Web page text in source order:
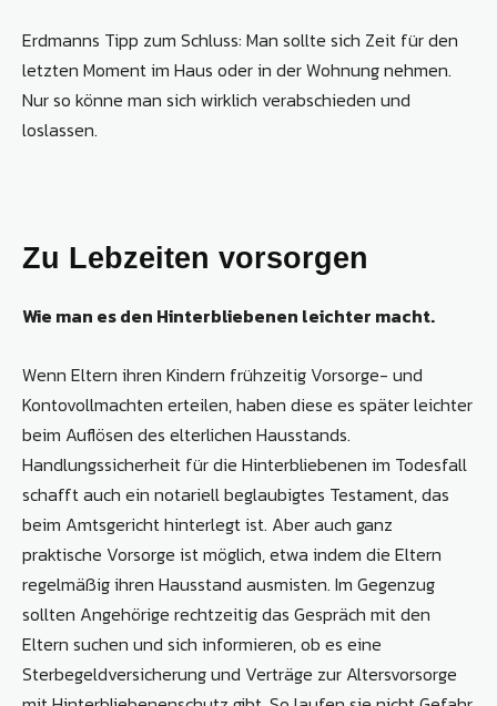
Erdmanns Tipp zum Schluss: Man sollte sich Zeit für den
letzten Moment im Haus oder in der Wohnung nehmen.
Nur so könne man sich wirklich verabschieden und
loslassen.
Zu Lebzeiten vorsorgen
Wie man es den Hinterbliebenen leichter macht.
Wenn Eltern ihren Kindern frühzeitig Vorsorge- und
Kontovollmachten erteilen, haben diese es später leichter
beim Auflösen des elterlichen Hausstands.
Handlungssicherheit für die Hinterbliebenen im Todesfall
schafft auch ein notariell beglaubigtes Testament, das
beim Amtsgericht hinterlegt ist. Aber auch ganz
praktische Vorsorge ist möglich, etwa indem die Eltern
regelmäßig ihren Hausstand ausmisten. Im Gegenzug
sollten Angehörige rechtzeitig das Gespräch mit den
Eltern suchen und sich informieren, ob es eine
Sterbegeldversicherung und Verträge zur Altersvorsorge